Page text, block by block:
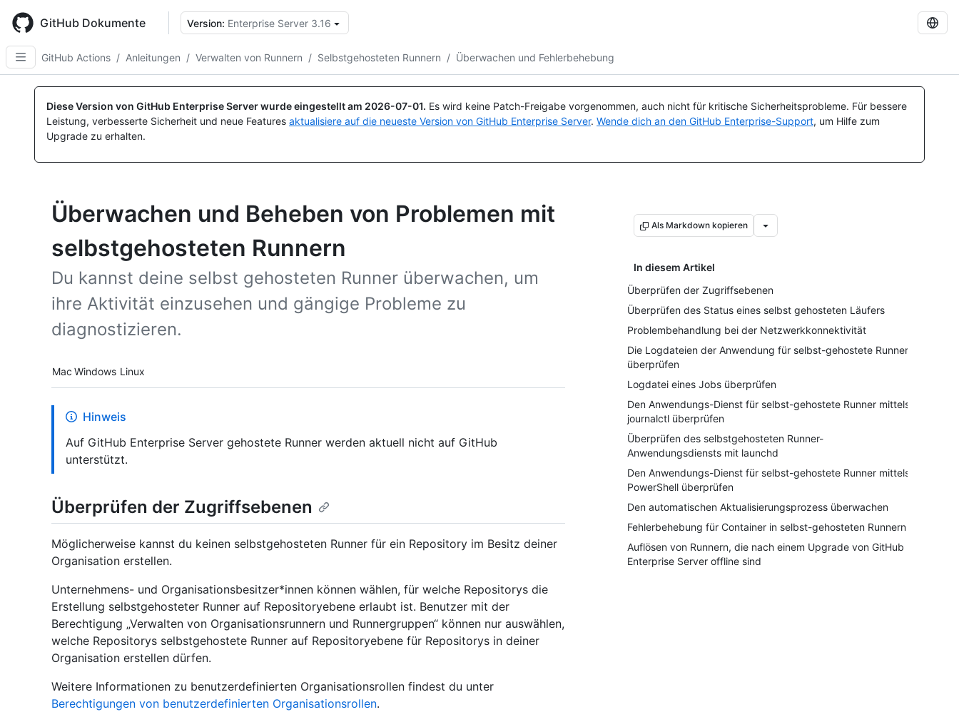
main
content
GitHub Dokumente Version: Enterprise Server 3.16
GitHub Actions / Anleitungen / Verwalten von Runnern / Selbstgehosteten Runnern / Überwachen und Fehlerbehebung
Diese Version von GitHub Enterprise Server wurde eingestellt am 2026-07-01. Es wird keine Patch-Freigabe vorgenommen, auch nicht für kritische Sicherheitsprobleme. Für bessere
Leistung, verbesserte Sicherheit und neue Features aktualisiere auf die neueste Version von GitHub Enterprise Server. Wende dich an den GitHub Enterprise-Support, um Hilfe zum
Upgrade zu erhalten.
Überwachen und Beheben von Problemen mit
selbstgehosteten Runnern
Du kannst deine selbst gehosteten Runner überwachen, um
ihre Aktivität einzusehen und gängige Probleme zu
diagnostizieren.
Platform navigation
Mac Windows Linux
Als Markdown kopieren
In diesem Artikel
Überprüfen der Zugriffsebenen
Überprüfen des Status eines selbst gehosteten Läufers
Problembehandlung bei der Netzwerkkonnektivität
Die Logdateien der Anwendung für selbst-gehostete Runner
überprüfen
Logdatei eines Jobs überprüfen
Den Anwendungs-Dienst für selbst-gehostete Runner mittels
journalctl überprüfen
Überprüfen des selbstgehosteten Runner-
Anwendungsdiensts mit launchd
Den Anwendungs-Dienst für selbst-gehostete Runner mittels
PowerShell überprüfen
Den automatischen Aktualisierungsprozess überwachen
Fehlerbehebung für Container in selbst-gehosteten Runnern
Auflösen von Runnern, die nach einem Upgrade von GitHub
Enterprise Server offline sind
Hinweis
Auf GitHub Enterprise Server gehostete Runner werden aktuell nicht auf GitHub
unterstützt.
Überprüfen der Zugriffsebenen
Möglicherweise kannst du keinen selbstgehosteten Runner für ein Repository im Besitz deiner
Organisation erstellen.
Unternehmens- und Organisationsbesitzer*innen können wählen, für welche Repositorys die
Erstellung selbstgehosteter Runner auf Repositoryebene erlaubt ist. Benutzer mit der
Berechtigung „Verwalten von Organisationsrunnern und Runnergruppen“ können nur auswählen,
welche Repositorys selbstgehostete Runner auf Repositoryebene für Repositorys in deiner
Organisation erstellen dürfen.
Weitere Informationen zu benutzerdefinierten Organisationsrollen findest du unter
Berechtigungen von benutzerdefinierten Organisationsrollen.